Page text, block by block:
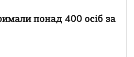
понад 400 осіб за